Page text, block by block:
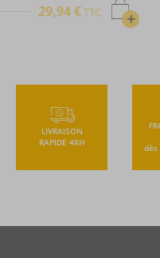
LIVRAISON
RAPIDE 48H
dès